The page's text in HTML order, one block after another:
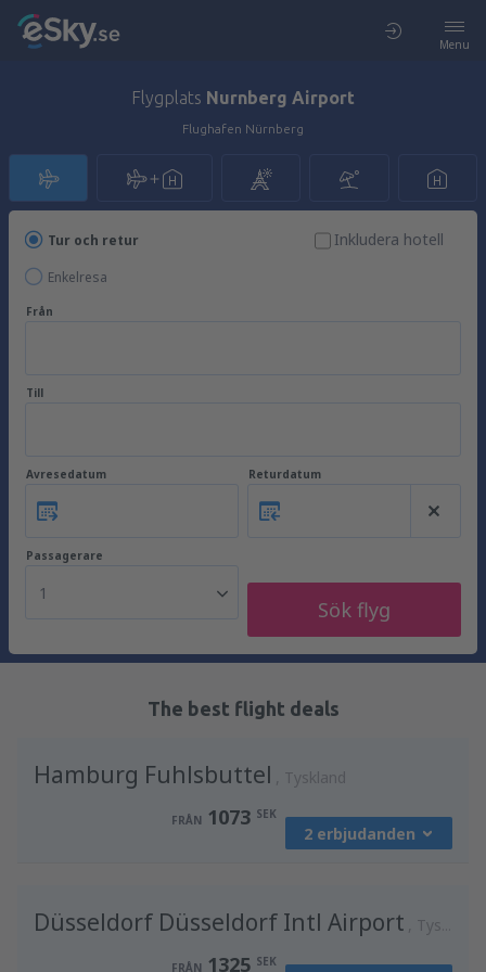
Menu
Flygplats Nurnberg Airport
Flughafen Nürnberg
Tur och retur
Enkelresa
Inkludera hotell
Från
Till
Avresedatum Returdatum
Passagerare
1
Sök flyg
The best flight deals
Hamburg Fuhlsbuttel Tyskland
FRÅN 1073 SEK
2 erbjudanden
FRÅN 1073 SEK
Düsseldorf Düsseldorf Intl Airport Tyskland
FRÅN 1325 SEK